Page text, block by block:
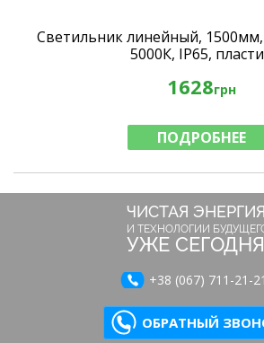
Светильник линейный,
5000К, IP65,
1628грн
ПОДРОБНЕЕ
ЧИСТАЯ ЭНЕРГИЯ
И ТЕХНОЛОГИИ
УЖЕ СЕГОДНЯ
+38 (067) 711-21-21
ОБРАТНЫЙ